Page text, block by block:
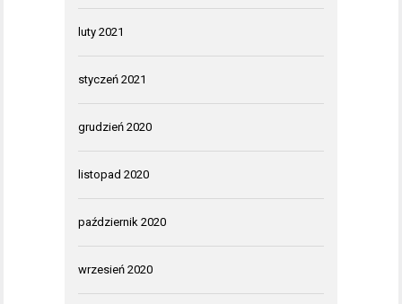
luty 2021
styczeń 2021
grudzień 2020
listopad 2020
październik 2020
wrzesień 2020